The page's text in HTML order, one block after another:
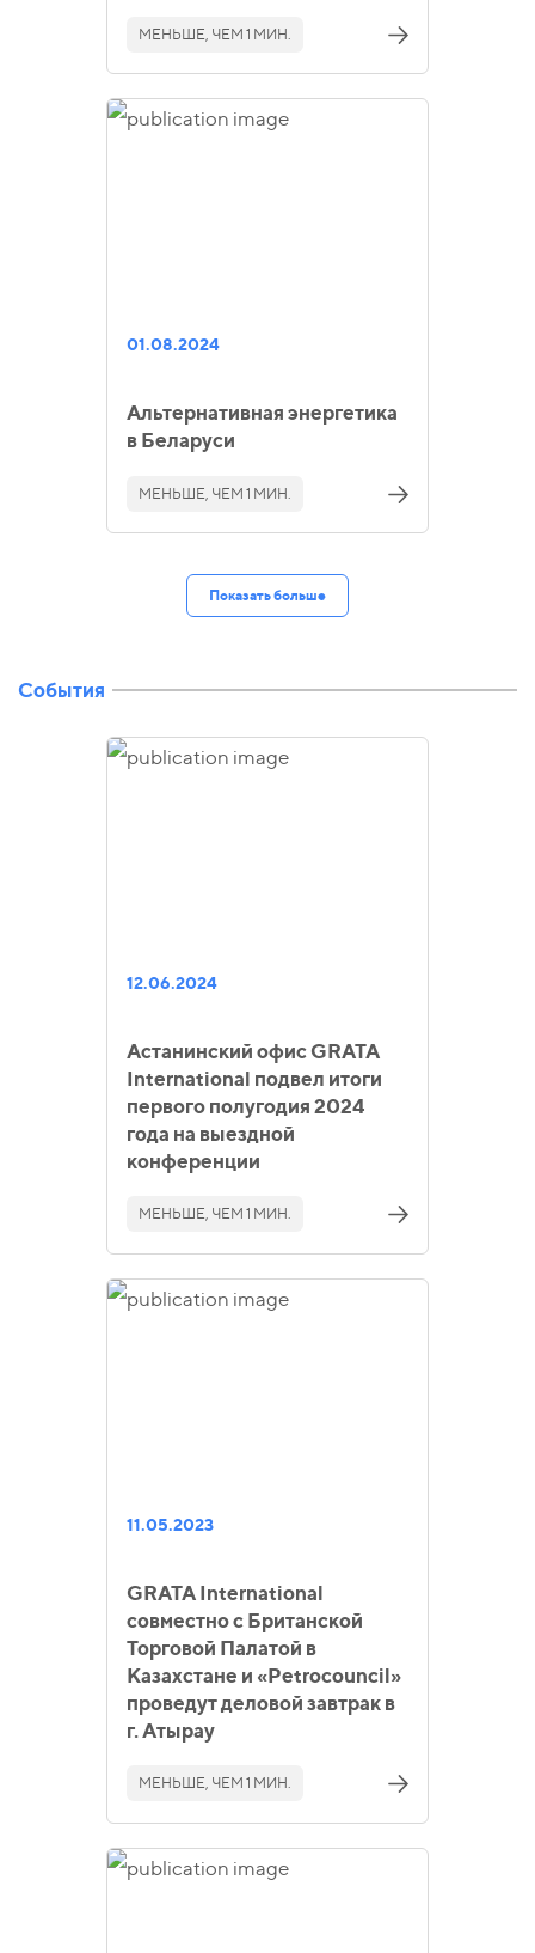
МЕНЬШЕ, ЧЕМ 1 МИН.
01.08.2024
Альтернативная энергетика
в Беларуси
МЕНЬШЕ, ЧЕМ 1 МИН.
Показать больше
События
12.06.2024
Астанинский офис GRATA
International подвел итоги
первого полугодия 2024
года на выездной
конференции
МЕНЬШЕ, ЧЕМ 1 МИН.
11.05.2023
GRATA International
совместно с Британской
Торговой Палатой в
Казахстане и «Petrocouncil»
проведут деловой завтрак в
г. Атырау
МЕНЬШЕ, ЧЕМ 1 МИН.